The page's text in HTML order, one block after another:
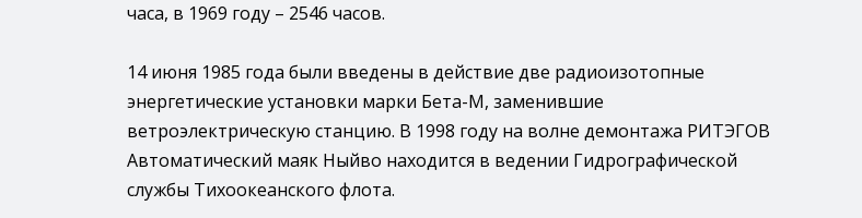
часа, в 1969 году – 2546 часов.
14 июня 1985 года были введены в действие две радиоизотопные
энергетические установки марки Бета-М, заменившие
ветроэлектрическую станцию. В 1998 году на волне демонтажа РИТЭГОВ
Автоматический маяк Ныйво находится в ведении Гидрографической
службы Тихоокеанского флота.